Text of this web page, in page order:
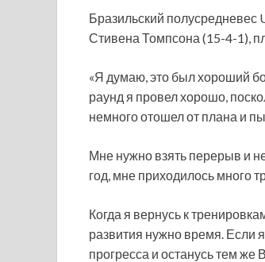
Бразильский
Стивена Томпсона (15-4-1),
«Я думаю, это был хороший
раунд я провел хорошо,
немного отошел от плана и
Мне нужно взять перерыв и
год, мне приходилось много
Когда я вернусь к
развития нужно время. Если
прогресса и останусь тем же